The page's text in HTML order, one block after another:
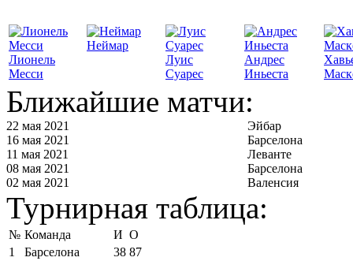
Лионель
Месси
Неймар
Луис
Суарес
Андрес
Иньеста
Ближайшие матчи:
22 мая 2021
Эйбар
16 мая 2021
Барселона
11 мая 2021
Леванте
08 мая 2021
Барселона
02 мая 2021
Валенсия
Турнирная таблица:
№ Команда И О
1
Барселона 38 87